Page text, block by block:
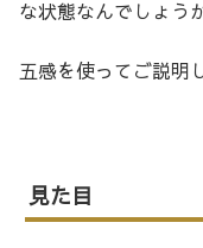
な状態なんでしょう
五感を使ってご説明
見た目